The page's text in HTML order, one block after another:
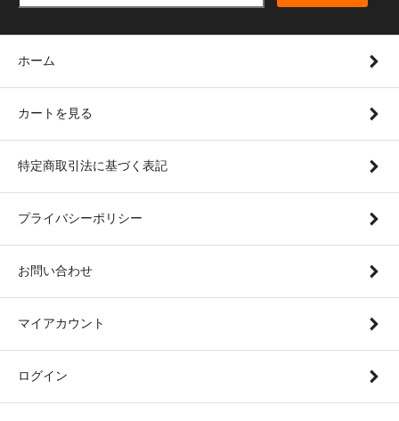
ホーム
カートを見る
特定商取引法に基づく表記
プライバシーポリシー
お問い合わせ
マイアカウント
ログイン